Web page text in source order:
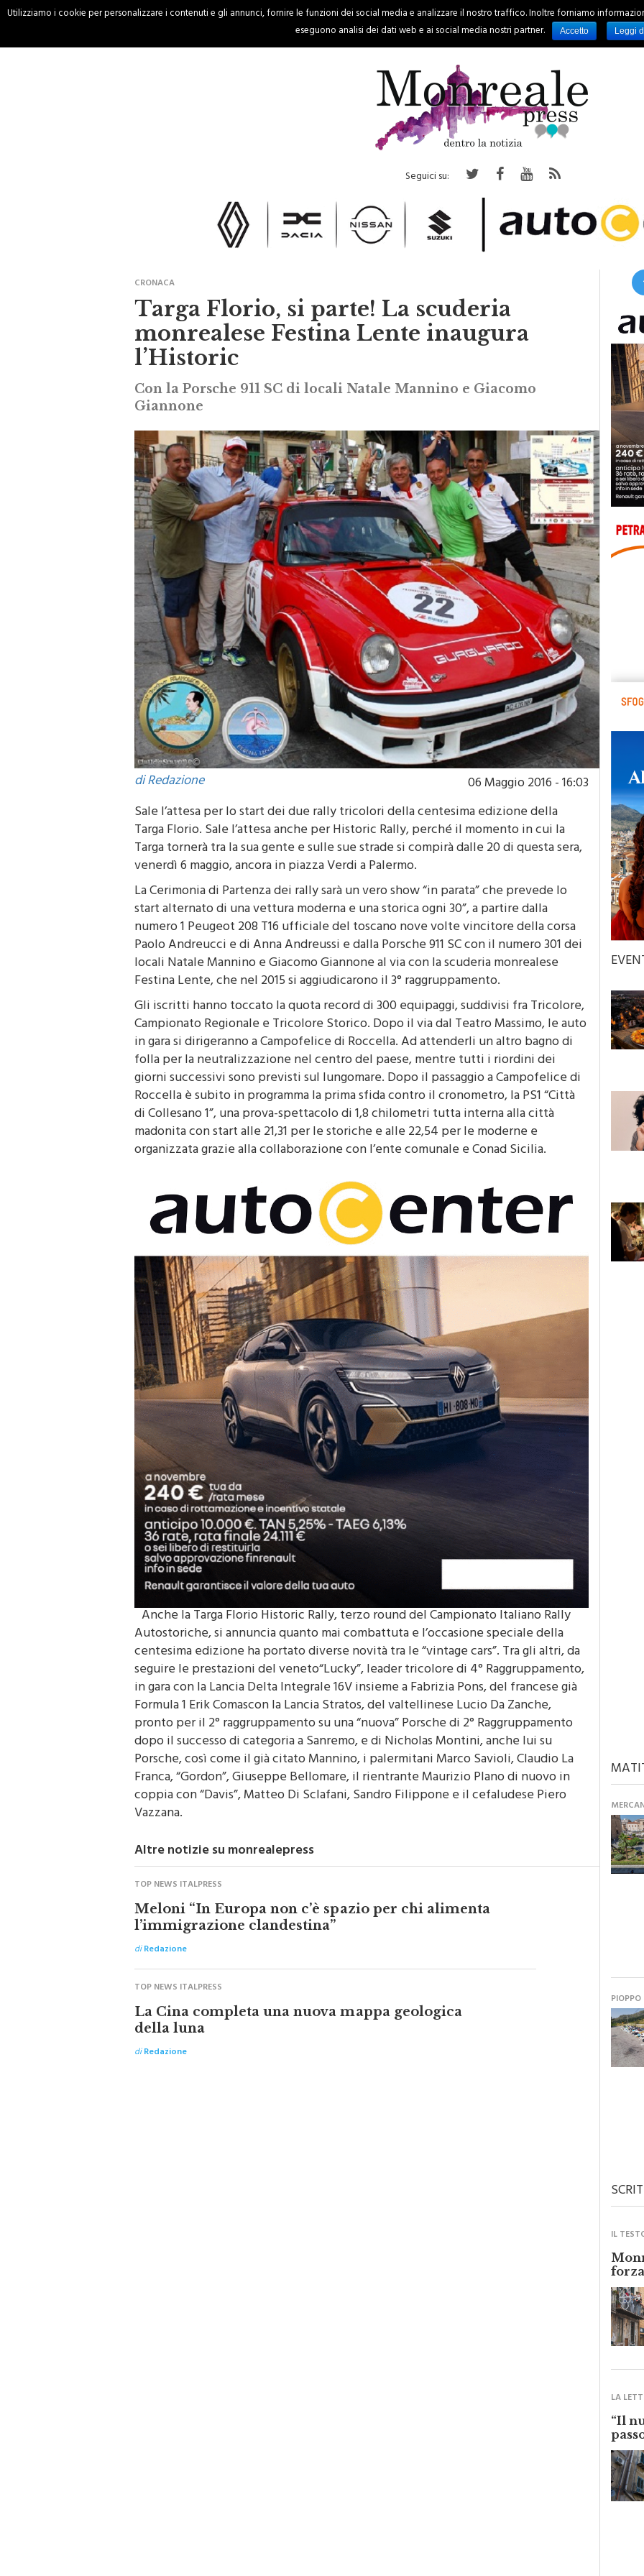
HOME CRONACA PALERMO REGIONE EVENTI RUBRICHE SPORT
Seguici su:
CRONACA
Targa Florio, si parte! La scuderia
monrealese Festina Lente inaugura
l’Historic
Con la Porsche 911 SC di locali Natale Mannino e Giacomo
Giannone
di Redazione
06 Maggio 2016 - 16:03
Sale l’attesa per lo start dei due rally tricolori della centesima edizione della
Targa Florio. Sale l’attesa anche per Historic Rally, perché il momento in cui la
Targa tornerà tra la sua gente e sulle sue strade si compirà dalle 20 di questa sera,
venerdì 6 maggio, ancora in piazza Verdi a Palermo.
La Cerimonia di Partenza dei rally sarà un vero show “in parata” che prevede lo
start alternato di una vettura moderna e una storica ogni 30”, a partire dalla
numero 1 Peugeot 208 T16 ufficiale del toscano nove volte vincitore della corsa
Paolo Andreucci e di Anna Andreussi e dalla Porsche 911 SC con il numero 301 dei
locali Natale Mannino e Giacomo Giannone al via con la scuderia monrealese
Festina Lente, che nel 2015 si aggiudicarono il 3° raggruppamento.
Gli iscritti hanno toccato la quota record di 300 equipaggi, suddivisi fra Tricolore,
Campionato Regionale e Tricolore Storico. Dopo il via dal Teatro Massimo, le auto
in gara si dirigeranno a Campofelice di Roccella. Ad attenderli un altro bagno di
folla per la neutralizzazione nel centro del paese, mentre tutti i riordini dei
giorni successivi sono previsti sul lungomare. Dopo il passaggio a Campofelice di
Roccella è subito in programma la prima sfida contro il cronometro, la PS1 “Città
di Collesano 1”, una prova-spettacolo di 1,8 chilometri tutta interna alla città
madonita con start alle 21,31 per le storiche e alle 22,54 per le moderne e
organizzata grazie alla collaborazione con l’ente comunale e Conad Sicilia.
Anche la Targa Florio Historic Rally, terzo round del Campionato Italiano Rally
Autostoriche, si annuncia quanto mai combattuta e l’occasione speciale della
centesima edizione ha portato diverse novità tra le “vintage cars”. Tra gli altri, da
seguire le prestazioni del veneto“Lucky”, leader tricolore di 4° Raggruppamento,
in gara con la Lancia Delta Integrale 16V insieme a Fabrizia Pons, del francese già
Formula 1 Erik Comascon la Lancia Stratos, del valtellinese Lucio Da Zanche,
pronto per il 2° raggruppamento su una “nuova” Porsche di 2° Raggruppamento
dopo il successo di categoria a Sanremo, e di Nicholas Montini, anche lui su
Porsche, così come il già citato Mannino, i palermitani Marco Savioli, Claudio La
Franca, “Gordon”, Giuseppe Bellomare, il rientrante Maurizio Plano di nuovo in
coppia con “Davis”, Matteo Di Sclafani, Sandro Filippone e il cefaludese Piero
Vazzana.
Altre notizie su monrealepress
TOP NEWS ITALPRESS
Meloni “In Europa non c’è spazio per chi alimenta
l’immigrazione clandestina”
diRedazione
TOP NEWS ITALPRESS
La Cina completa una nuova mappa geologica
della luna
diRedazione
PIOPPO
IL
LA
“Il
Utilizziamo i cookie per personalizzare i contenuti e gli annunci, fornire le funzioni dei social media e analizzare il nostro traffico. Inoltre forniamo
eseguono analisi dei dati web e ai social media nostri partner.
Accetto Leggi